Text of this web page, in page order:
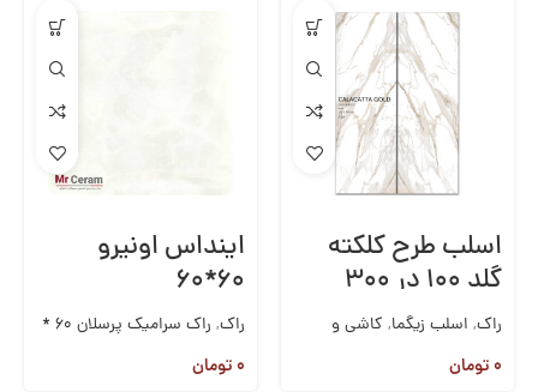
اسلب طرح کلکته
گلد ۱۰۰ در ۳۰۰
زیگما
راک, اسلب زیگما, کاشی و
سرامیک
۰تومان
اینداس اونیرو
۶۰*۶۰
راک,
راک سرامیک پرسلان 60 *
60
۰تومان